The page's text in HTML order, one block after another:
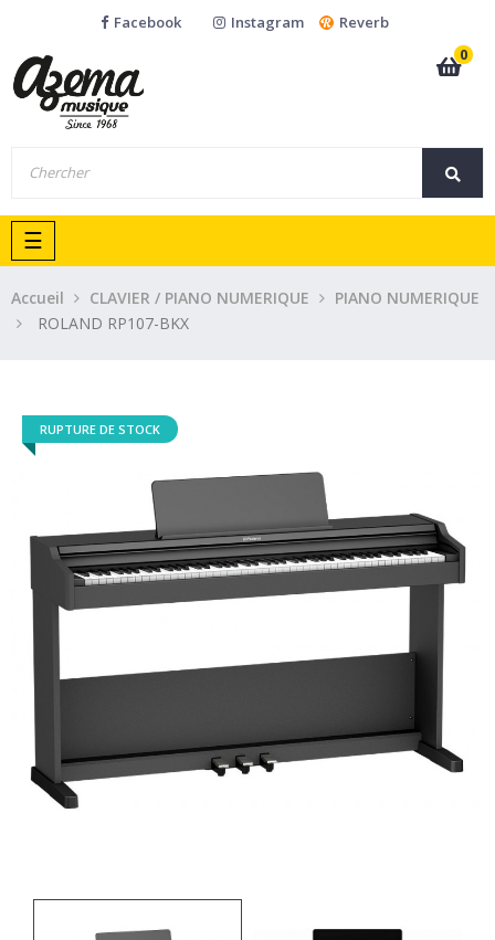
Facebook Instagram
Reverb
0
Basculer
la
navigation
☰
Accueil CLAVIER / PIANO NUMERIQUE
PIANO NUMERIQUE
ROLAND RP107-BKX
RUPTURE DE STOCK